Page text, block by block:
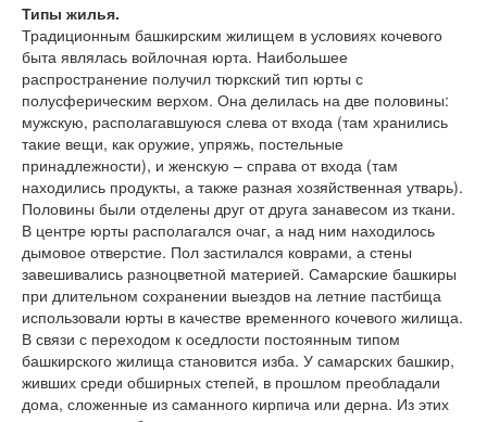
Типы жилья.
Традиционным башкирским жилищем в условиях кочевого
быта являлась войлочная юрта. Наибольшее
распространение получил тюркский тип юрты с
полусферическим верхом. Она делилась на две половины:
мужскую, располагавшуюся слева от входа (там хранились
такие вещи, как оружие, упряжь, постельные
принадлежности), и женскую – справа от входа (там
находились продукты, а также разная хозяйственная утварь).
Половины были отделены друг от друга занавесом из ткани.
В центре юрты располагался очаг, а над ним находилось
дымовое отверстие. Пол застилался коврами, а стены
завешивались разноцветной материей. Самарские башкиры
при длительном сохранении выездов на летние пастбища
использовали юрты в качестве временного кочевого жилища.
В связи с переходом к оседлости постоянным типом
башкирского жилища становится изба. У самарских башкир,
живших среди обширных степей, в прошлом преобладали
дома, сложенные из саманного кирпича или дерна. Из этих